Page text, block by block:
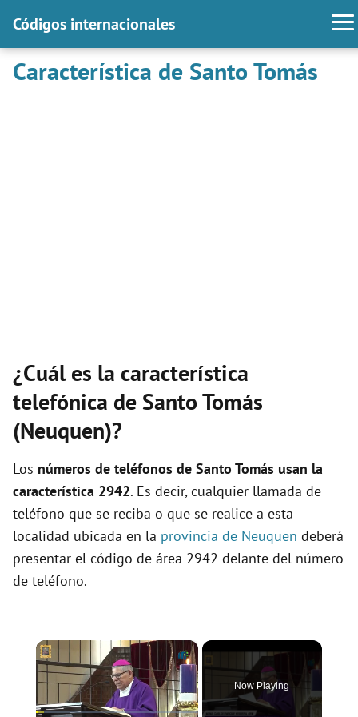
Códigos internacionales
Característica de Santo Tomás
¿Cuál es la característica
telefónica de Santo Tomás
(Neuquen)?
Los números de teléfonos de Santo Tomás usan la
característica 2942. Es decir, cualquier llamada de
teléfono que se reciba o que se realice a esta
localidad ubicada en la provincia de Neuquen deberá
presentar el código de área 2942 delante del número
de teléfono.
×
Now Playing